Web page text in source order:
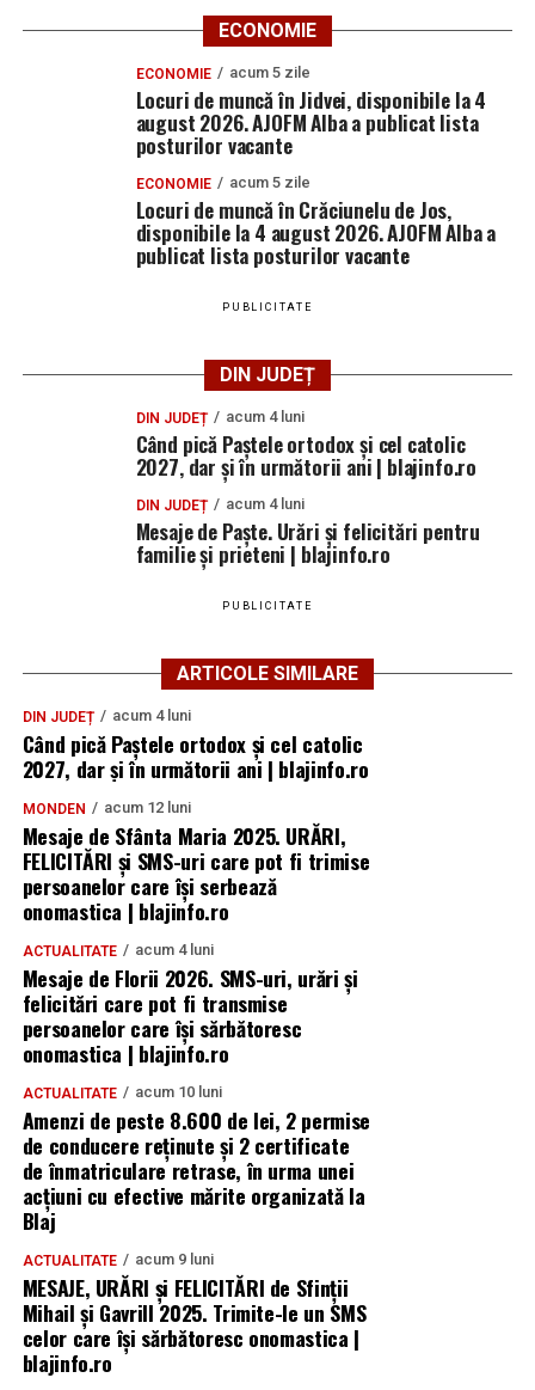
ECONOMIE
ECONOMIE acum 5 zile
Locuri de muncă în Jidvei, disponibile la 4
august 2026. AJOFM Alba a publicat lista
posturilor vacante
ECONOMIE acum 5 zile
Locuri de muncă în Crăciunelu de Jos,
disponibile la 4 august 2026. AJOFM Alba a
publicat lista posturilor vacante
PUBLICITATE
DIN JUDEȚ
DIN JUDEȚ acum 4 luni
Când pică Paștele ortodox și cel catolic
2027, dar și în următorii ani | blajinfo.ro
DIN JUDEȚ acum 4 luni
Mesaje de Paște. Urări și felicitări pentru
familie și prieteni | blajinfo.ro
PUBLICITATE
ARTICOLE SIMILARE
DIN JUDEȚ acum 4 luni
Când pică Paștele ortodox și cel catolic
2027, dar și în următorii ani | blajinfo.ro
MONDEN acum 12 luni
Mesaje de Sfânta Maria 2025. URĂRI,
FELICITĂRI și SMS-uri care pot fi trimise
persoanelor care își serbează
onomastica | blajinfo.ro
ACTUALITATE acum 4 luni
Mesaje de Florii 2026. SMS-uri, urări și
felicitări care pot fi transmise
persoanelor care îşi sărbătoresc
onomastica | blajinfo.ro
ACTUALITATE acum 10 luni
Amenzi de peste 8.600 de lei, 2 permise
de conducere reținute și 2 certificate
de înmatriculare retrase, în urma unei
acțiuni cu efective mărite organizată la
Blaj
ACTUALITATE acum 9 luni
MESAJE, URĂRI și FELICITĂRI de Sfinții
Mihail și Gavrill 2025. Trimite-le un SMS
celor care își sărbătoresc onomastica |
blajinfo.ro